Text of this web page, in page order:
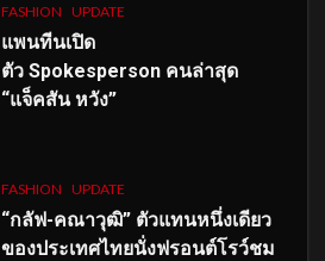
FASHION UPDATE
แพนทีนเปิด
ตัว Spokesperson คนล่าสุด
“แจ็คสัน หวัง”
FASHION UPDATE
“กลัฟ-คณาวุฒิ” ตัวแทนหนึ่งเดียว
ของประเทศไทยนั่งฟรอนต์โรว์ชม